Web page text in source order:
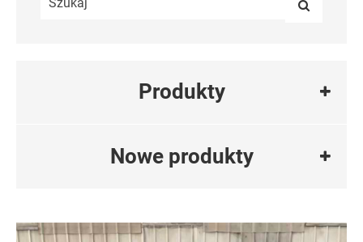
Produkty
Nowe produkty